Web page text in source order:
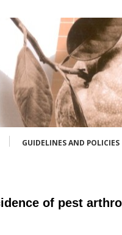
GUIDELINES AND POLICIES
of pest